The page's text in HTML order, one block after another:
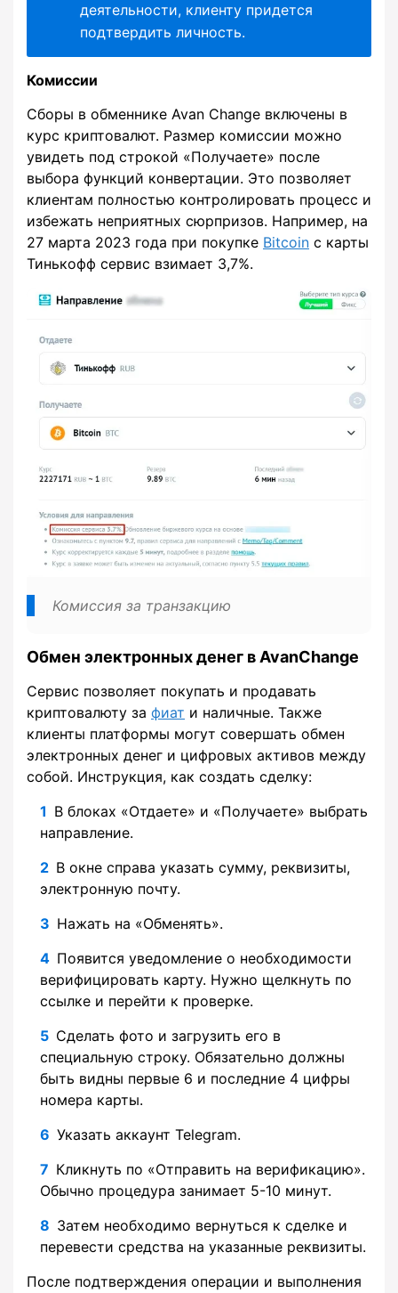
деятельности, клиенту придется
подтвердить личность.
Комиссии
Сборы в обменнике Avan Change включены в
курс криптовалют. Размер комиссии можно
увидеть под строкой «Получаете» после
выбора функций конвертации. Это позволяет
клиентам полностью контролировать процесс и
избежать неприятных сюрпризов. Например, на
27 марта 2023 года при покупке Bitcoin с карты
Тинькофф сервис взимает 3,7%.
Комиссия за транзакцию
Обмен электронных денег в AvanChange
Сервис позволяет покупать и продавать
криптовалюту за фиат и наличные. Также
клиенты платформы могут совершать обмен
электронных денег и цифровых активов между
собой. Инструкция, как создать сделку:
В блоках «Отдаете» и «Получаете» выбрать
направление.
В окне справа указать сумму, реквизиты,
электронную почту.
Нажать на «Обменять».
Появится уведомление о необходимости
верифицировать карту. Нужно щелкнуть по
ссылке и перейти к проверке.
Сделать фото и загрузить его в
специальную строку. Обязательно должны
быть видны первые 6 и последние 4 цифры
номера карты.
Указать аккаунт Telegram.
Кликнуть по «Отправить на верификацию».
Обычно процедура занимает 5-10 минут.
Затем необходимо вернуться к сделке и
перевести средства на указанные реквизиты.
После подтверждения операции и выполнения